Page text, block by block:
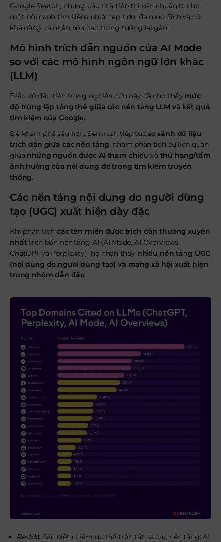
Google Search, nhưng các nhà tiếp thị nên chuẩn bị cho
một bối cảnh tìm kiếm phức tạp hơn, đa mục đích và có
khả năng cá nhân hóa cao trong tương lai gần.
Mô hình trích dẫn nguồn của AI Mode
so với các mô hình ngôn ngữ lớn khác
(LLM)
Biểu đồ đầu tiên trong nghiên cứu này đã cho thấy mức
độ trùng lặp tổng thể giữa các nền tảng LLM và kết quả
tìm kiếm của Google.
Để khám phá sâu hơn, Semrush tiếp tục so sánh dữ liệu
trích dẫn giữa các nền tảng, nhằm phân tích sự liên quan
giữa những nguồn được AI tham chiếu và thứ hạng/tầm
ảnh hưởng của nội dung đó trong tìm kiếm truyền
thống.
Các nền tảng nội dung do người dùng
tạo (UGC) xuất hiện dày đặc
Khi phân tíchcác tên miền được trích dẫn thường xuyên
nhấttrên bốn nền tảng AI (AI Mode, AI Overviews,
ChatGPT và Perplexity), họ nhận thấy nhiều nền tảng UGC
(nội dung do người dùng tạo) và mạng xã hội xuất hiện
trong nhóm dẫn đầu.
Reddit đặc biệt chiếm ưu thế trên tất cả các nền tảng: AI